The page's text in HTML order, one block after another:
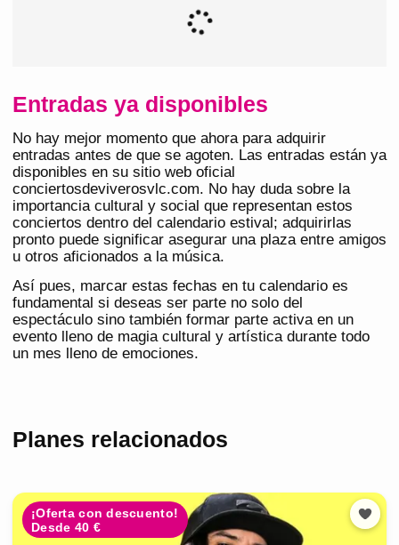
Entradas ya disponibles
No hay mejor momento que ahora para adquirir
entradas antes de que se agoten. Las entradas están ya
disponibles en su sitio web oficial
conciertosdeviverosvlc.com. No hay duda sobre la
importancia cultural y social que representan estos
conciertos dentro del calendario estival; adquirirlas
pronto puede significar asegurar una plaza entre amigos
u otros aficionados a la música.
Así pues, marcar estas fechas en tu calendario es
fundamental si deseas ser parte no solo del
espectáculo sino también formar parte activa en un
evento lleno de magia cultural y artística durante todo
un mes lleno de emociones.
Planes relacionados
¡Oferta con descuento!
Desde 40 €